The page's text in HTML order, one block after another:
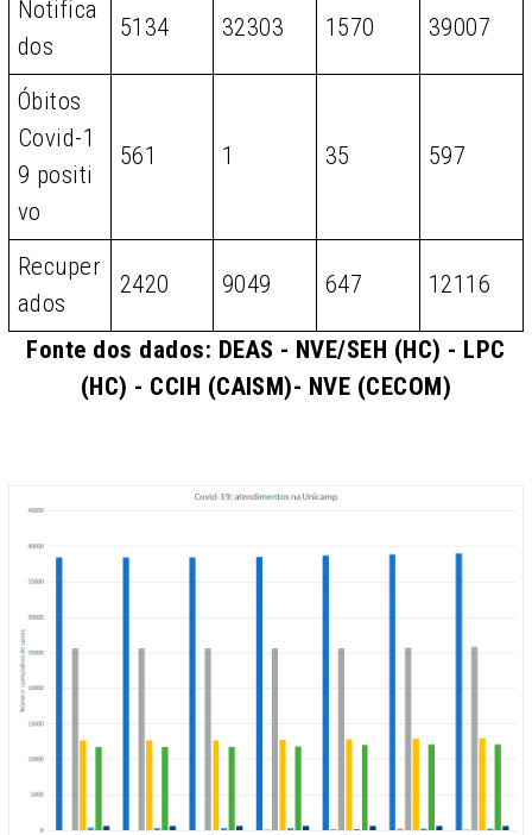
Notifica
dos
5134 32303 1570 39007
Óbitos
Covid-1
9 positi
vo
561 1 35 597
Recuper
ados
2420 9049 647 12116
Fonte dos dados: DEAS - NVE/SEH (HC) - LPC
(HC) - CCIH (CAISM)- NVE (CECOM)